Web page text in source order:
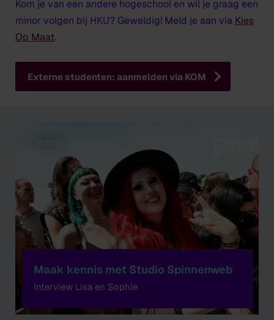
Kom je van een andere hogeschool en wil je graag een
minor volgen bij HKU? Geweldig! Meld je aan via Kies
Op Maat.
Externe studenten: aanmelden via KOM
Maak kennis met Studio Spinnenweb
Interview Lisa en Sophie